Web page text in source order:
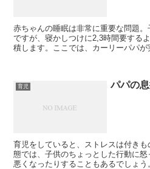
赤ちゃんの睡眠は非常に重要な問題
ですが、寝かしつけに2,3時間要する
積します。ここでは、カーリーパパ
育児 パパの
育児をしていると、ストレスは付き
態では、子供のちょっとした行動に
悪くなったりすることもあるでしょう